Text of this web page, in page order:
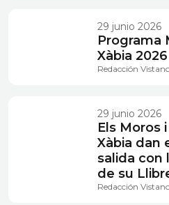
29 junio 2026
Programa
Xàbia 2026
Redacción
29 junio 2026
Els Moros
Xàbia dan
salida con
de su
Redacción